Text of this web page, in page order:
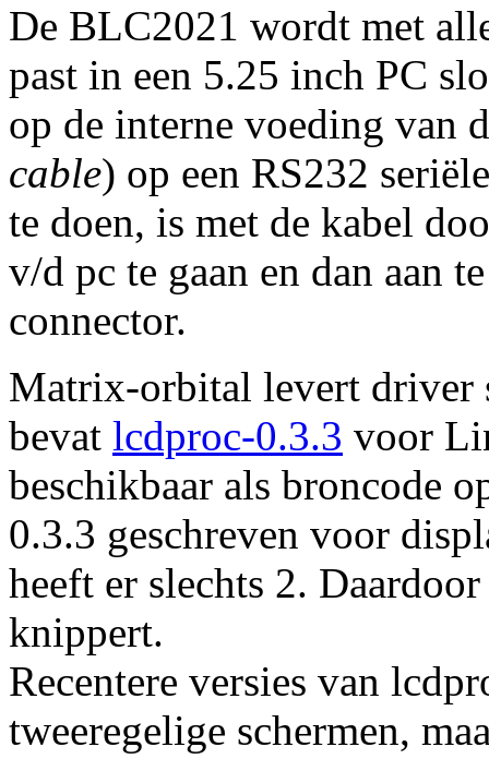
De BLC2021 wordt met
past in een 5.25 inch PC
op de interne voeding van
cable) op een RS232
te doen, is met de kabel
v/d pc te gaan en dan aan
connector.
Matrix-orbital levert driver
bevat lcdproc-0.3.3 voor
beschikbaar als broncode
0.3.3 geschreven voor
heeft er slechts 2.
knippert.
Recentere versies van
tweeregelige schermen,